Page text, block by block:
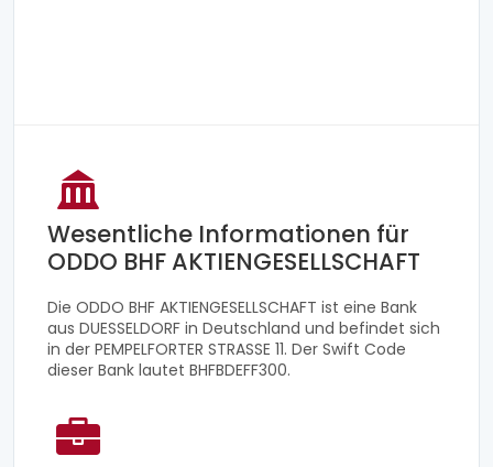
Wesentliche Informationen für
ODDO BHF AKTIENGESELLSCHAFT
Die ODDO BHF AKTIENGESELLSCHAFT ist eine Bank
aus DUESSELDORF in Deutschland und befindet sich
in der PEMPELFORTER STRASSE 11. Der Swift Code
dieser Bank lautet BHFBDEFF300.